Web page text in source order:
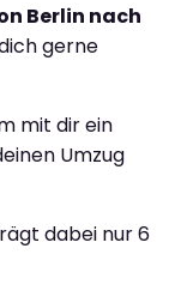
Berlin nach
gerne
mit dir ein
Umzug
dabei nur 6